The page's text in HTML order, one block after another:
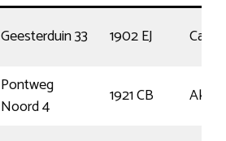
Geesterduin 33 1902 EJ
Pontweg
Noord 4
1921 CB